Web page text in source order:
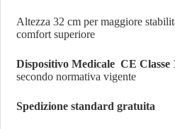
Altezza 32 cm per maggiore
comfort superiore
Dispositivo Medicale CE Classe
secondo normativa vigente
Spedizione standard gratuita